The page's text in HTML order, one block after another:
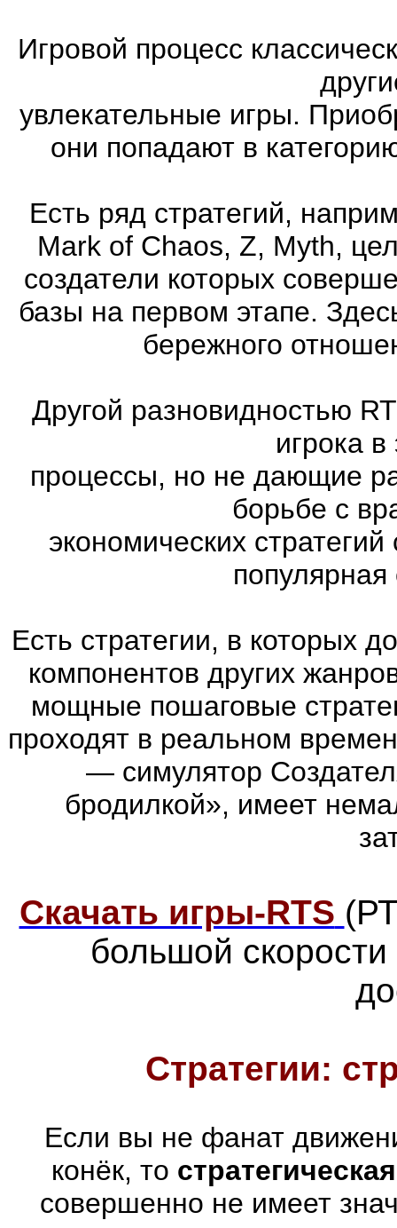
Игровой процесс
увлекательные игры.
они попадают в
Есть ряд стратегий,
Mark of Chaos, Z, Myth,
создатели которых
базы на первом этапе.
бережного
Другой разновидностью
игрока
процессы, но не дающие
борьбе с
экономических
Есть стратегии, в которых
компонентов других
мощные пошаговые
проходят в реальном
— симулятор
бродилкой», имеет
Скачать игры-RTS
большой скорости
Стратегии:
Если вы не фанат
конёк, то
совершенно не имеет